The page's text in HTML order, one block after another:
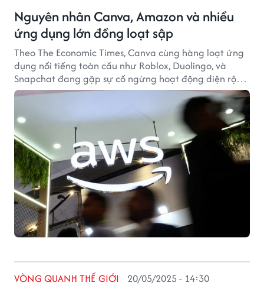
Nguyên nhân Canva, Amazon và nhiều
ứng dụng lớn đồng loạt sập
Theo The Economic Times, Canva cùng hàng loạt ứng
dụng nổi tiếng toàn cầu như Roblox, Duolingo, và
Snapchat đang gặp sự cố ngừng hoạt động diện rộng
do trục trặc hệ thống Amazon Web Services (AWS)
VÒNG QUANH THẾ GIỚI 20/05/2025 - 14:30